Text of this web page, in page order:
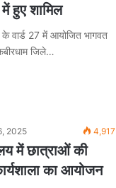
हुए शामिल
के वार्ड 27 में आयोजित भागवत
जिले…
2025 4,917
में छात्राओं की
का आयोजन